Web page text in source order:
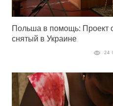
Польша в помощь: Проект
снятый в Украине
24